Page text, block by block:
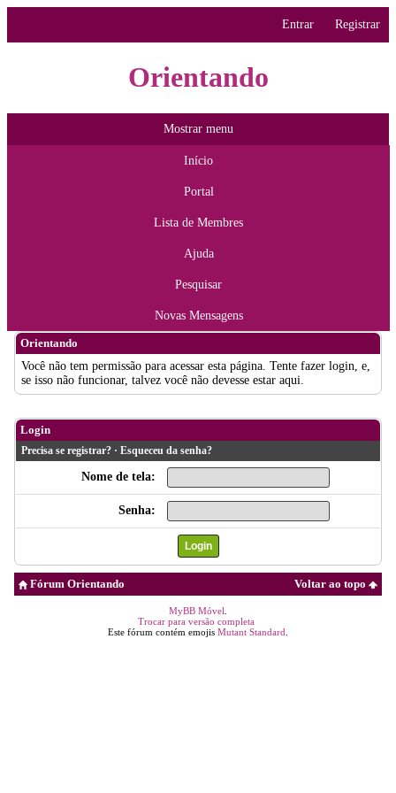
Entrar Registrar
Orientando
Mostrar menu
Início
Portal
Lista de Membres
Ajuda
Pesquisar
Novas Mensagens
Orientando
Você não tem permissão para acessar esta página. Tente fazer login, e,
se isso não funcionar, talvez você não devesse estar aqui.
Login
Precisa se registrar? · Esqueceu da senha?
Nome de tela:
Senha:
Voltar ao topo
Fórum Orientando
MyBB Móvel
Trocar para versão completa
Este fórum contém emojis Mutant Standard